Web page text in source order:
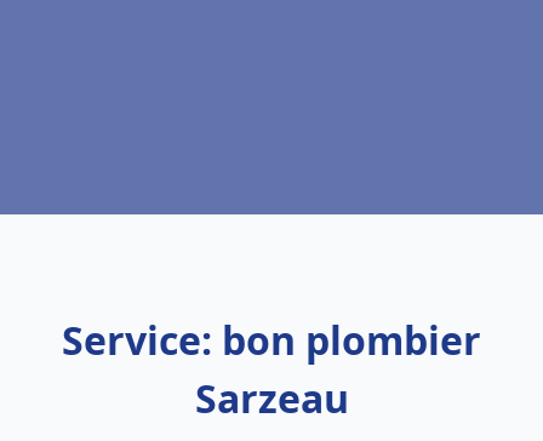
Service: bon plombier
Sarzeau